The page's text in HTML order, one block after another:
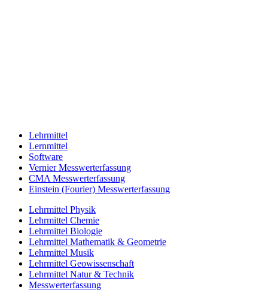
Lehrmittel
Lernmittel
Software
Vernier Messwerterfassung
CMA Messwerterfassung
Einstein (Fourier) Messwerterfassung
Lehrmittel Physik
Lehrmittel Chemie
Lehrmittel Biologie
Lehrmittel Mathematik & Geometrie
Lehrmittel Musik
Lehrmittel Geowissenschaft
Lehrmittel Natur & Technik
Messwerterfassung